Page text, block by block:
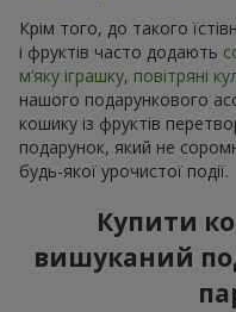
Крім того, до такого
і фруктів часто додають
м’яку іграшку, повітряні
нашого подарункового
кошику із фруктів
подарунок, який не
будь-якої урочистої події.
Купити
вишуканий